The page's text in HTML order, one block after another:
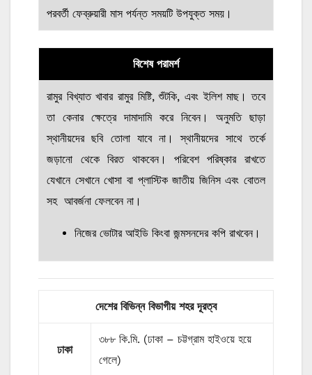
পরবর্তী ফেব্রুয়ারী মাস পর্যন্ত সময়টি উপযুক্ত সময়।
বিশেষ পরামর্শ
রামুর বিখ্যাত খাবার রামুর মিষ্টি, শুঁটকি, এবং ইলিশ মাছ। তবে
তা কেনার ক্ষেত্রে দামাদামি করে নিবেন। অনুমতি ছাড়া
স্থানীয়দের ছবি তোলা যাবে না। স্থানীয়দের সাথে তর্কে
জড়ানো থেকে বিরত থাকবেন। পরিবেশ পরিষ্কার রাখতে
যেখানে সেখানে খোসা বা প্লাস্টিক জাতীয় জিনিস এবং বোতল
সহ আবর্জনা ফেলবেন না।
নিজের ভোটার আইডি কিংবা জন্মসনদের কপি রাখবেন।
দেশের বিভিন্ন বিভাগীয় শহর দূরত্ব
ঢাকা
৩৮৮ কি.মি. (ঢাকা – চট্টগ্রাম হাইওয়ে হয়ে
গেলে)